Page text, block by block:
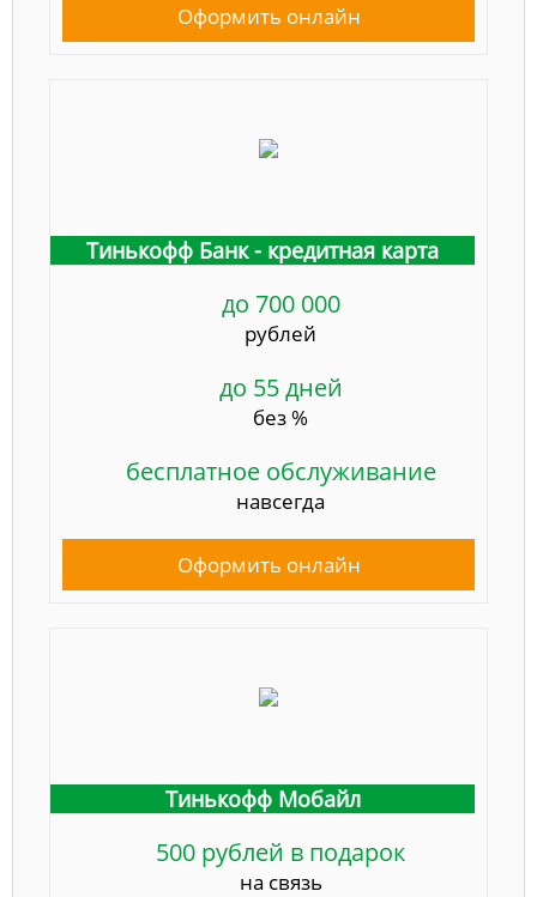
Оформить онлайн
Тинькофф Банк - кредитная карта
до 700 000
рублей
до 55 дней
без %
бесплатное обслуживание
навсегда
Оформить онлайн
Тинькофф Мобайл
500 рублей в подарок
на связь